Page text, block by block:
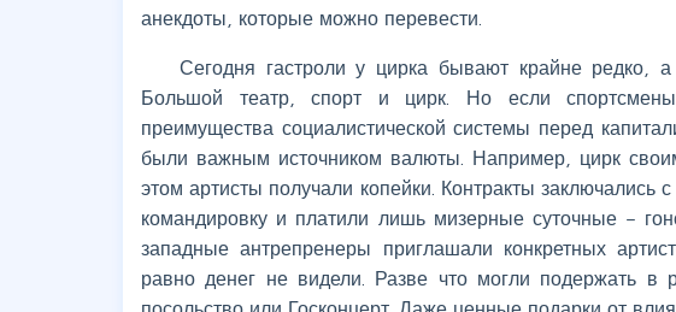
анекдоты, которые можно перевести.
Сегодня гастроли у цирка бывают крайне
Большой театр, спорт и цирк. Но если
преимущества социалистической системы перед
были важным источником валюты. Например, цирк
этом артисты получали копейки. Контракты
командировку и платили лишь мизерные суточные –
западные антрепренеры приглашали конкретных
равно денег не видели. Разве что могли подержать в